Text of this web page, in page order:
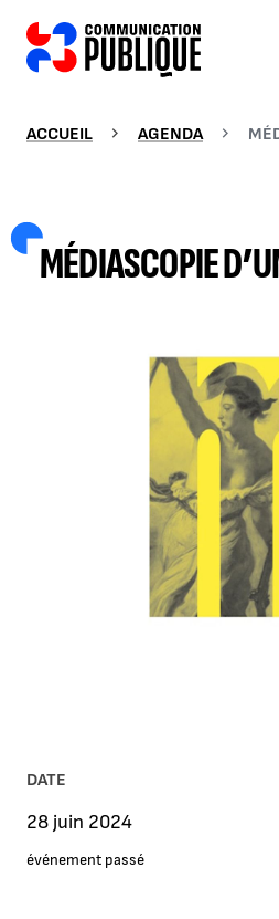
ACCUEIL AGENDA
MÉDIASCOPIE
AGRANDIR L'IMAGE
DATE
28 juin 2024
événement passé